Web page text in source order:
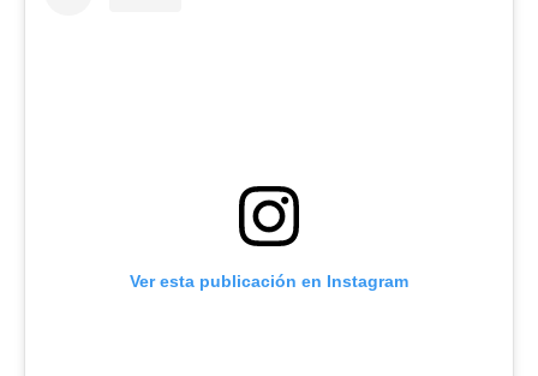
Ver esta publicación en Instagram